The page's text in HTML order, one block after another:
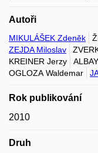
Autoři
MIKULÁŠEK Zdeněk
ZEJDA Miloslav
KREINER Jerzy
OGLOZA Waldemar
Rok publikování
2010
Druh